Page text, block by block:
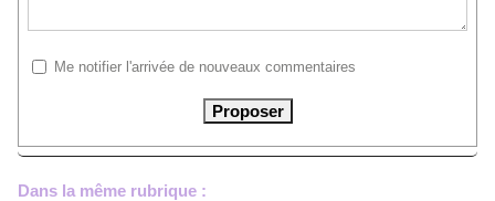
Me notifier l'arrivée de nouveaux commentaires
Dans la même rubrique :